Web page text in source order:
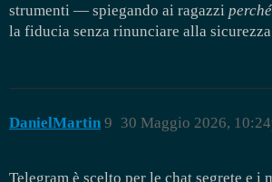
strumenti — spiegando ai ragazzi perché
la fiducia senza rinunciare alla
DanielMartin 30 Maggio 2026,
9
Telegram è scelto per le chat segrete e i